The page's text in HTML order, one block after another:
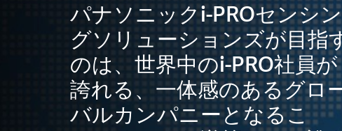
パナソニックi-PROセンシン
グソリューションズが目指
のは、世界中のi-PRO社員が
誇れる、一体感のあるグロ
バルカンパニーとなるこ